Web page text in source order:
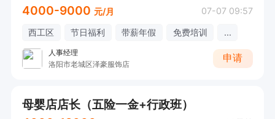
4000-9000 元/月 07-07 09:57
西工区 节日福利 带薪年假 免费培训 ...
人事经理
洛阳市老城区泽豪服饰店
申请
母婴店店长（五险一金+行政班）